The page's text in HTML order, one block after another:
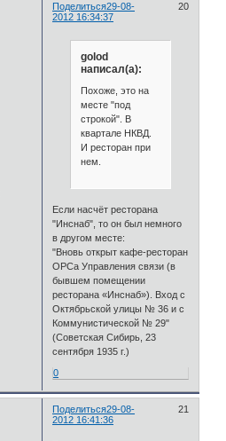
Поделиться 20
29-08-
2012 16:34:37
golod
написал(а):
Похоже, это на
месте "под
строкой". В
квартале НКВД.
И ресторан при
нем.
Если насчёт ресторана
"Инснаб", то он был немного
в другом месте:
"Вновь открыт кафе-ресторан
ОРСа Управления связи (в
бывшем помещении
ресторана «Инснаб»). Вход с
Октябрьской улицы № 36 и с
Коммунистической № 29"
(Советская Сибирь, 23
сентября 1935 г.)
0
Поделиться 21
29-08-
2012 16:41:36